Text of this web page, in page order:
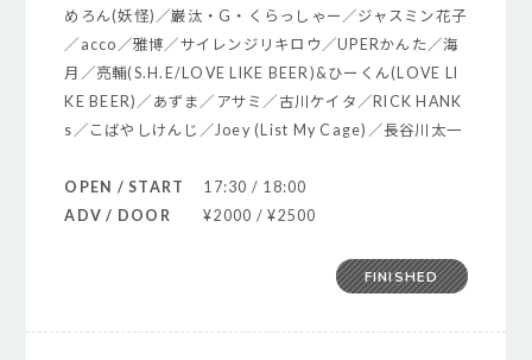
めろん(妖怪)／巌汰・G・くらっしゃー／ジャスミン花子
／acco／雅博／サイレンジリキロウ／UPERかんた／海
月／亮輔(S.H.E/LOVE LIKE BEER)&ひーくん(LOVE LI
KE BEER)／あずま／アサミ／古川ケイタ／RICK HANK
s／こばやしけんじ／Joey (List My Cage)／長谷川太一
OPEN / START
17:30 / 18:00
ADV / DOOR
¥2000 / ¥2500
FINISHED